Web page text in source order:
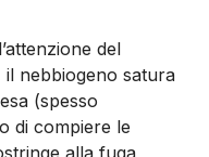
del
nebbiogeno satura
(spesso
di compiere le
alla fuga,